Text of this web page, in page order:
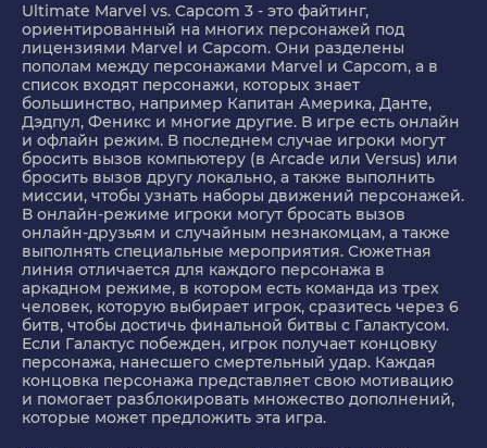
Ultimate Marvel vs. Capcom 3 - это файтинг,
ориентированный на многих персонажей под
лицензиями Marvel и Capcom. Они разделены
пополам между персонажами Marvel и Capcom, а в
список входят персонажи, которых знает
большинство, например Капитан Америка, Данте,
Дэдпул, Феникс и многие другие. В игре есть онлайн
и офлайн режим. В последнем случае игроки могут
бросить вызов компьютеру (в Arcade или Versus) или
бросить вызов другу локально, а также выполнить
миссии, чтобы узнать наборы движений персонажей.
В онлайн-режиме игроки могут бросать вызов
онлайн-друзьям и случайным незнакомцам, а также
выполнять специальные мероприятия. Сюжетная
линия отличается для каждого персонажа в
аркадном режиме, в котором есть команда из трех
человек, которую выбирает игрок, сразитесь через 6
битв, чтобы достичь финальной битвы с Галактусом.
Если Галактус побежден, игрок получает концовку
персонажа, нанесшего смертельный удар. Каждая
концовка персонажа представляет свою мотивацию
и помогает разблокировать множество дополнений,
которые может предложить эта игра.